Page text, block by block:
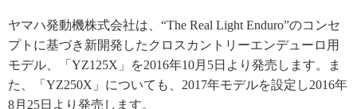
ヤマハ発動機株式会社は、“The Real Light Enduro”のコンセ
プトに基づき新開発したクロスカントリーエンデューロ用
モデル、「YZ125X」を2016年10月5日より発売します。ま
た、「YZ250X」についても、2017年モデルを設定し2016年
8月25日より発売します。